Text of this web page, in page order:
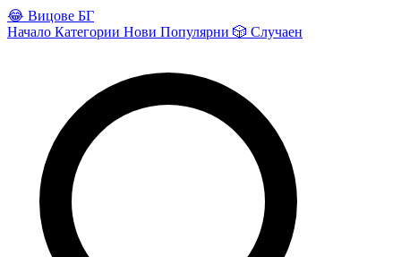
😂 Вицове БГ
Начало Категории Нови Популярни 🎲 Случаен